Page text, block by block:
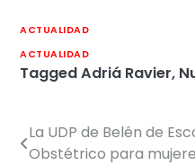
ACTUALIDAD
ACTUALIDAD
TaggedAdriá Ravier,
Navegación
La UDP de Belén de
Obstétrico para